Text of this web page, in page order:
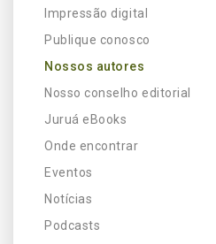
Impressão digital
Publique conosco
Nossos autores
Nosso conselho editorial
Juruá eBooks
Onde encontrar
Eventos
Notícias
Podcasts